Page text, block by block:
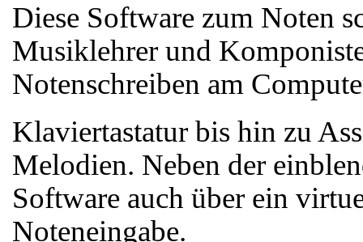
Diese Software zum Noten
Musiklehrer und
Notenschreiben am
Klaviertastatur bis hin zu
Melodien. Neben der
Software auch über ein
Noteneingabe.